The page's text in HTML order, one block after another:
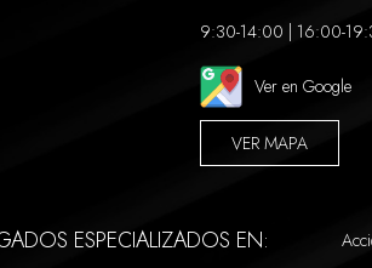
9:30-14:00 | 16:00-
Ver en Google
VER MAPA
ESPECIALIZADOS EN: